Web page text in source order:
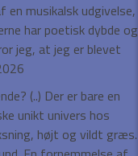
musikalsk udgivelse,
har poetisk dybde og
jeg, at jeg er blevet
(..) Der er bare en
unikt univers hos
højt og vildt græs.